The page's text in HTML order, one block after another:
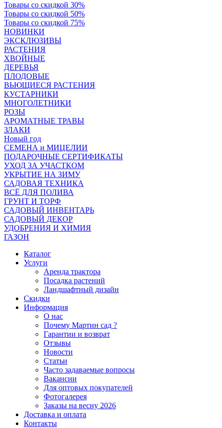
Товары со скидкой 30%
Товары со скидкой 50%
Товары со скидкой 75%
НОВИНКИ
ЭКСКЛЮЗИВЫ
РАСТЕНИЯ
ХВОЙНЫЕ
ДЕРЕВЬЯ
ПЛОДОВЫЕ
ВЬЮЩИЕСЯ РАСТЕНИЯ
КУСТАРНИКИ
МНОГОЛЕТНИКИ
РОЗЫ
АРОМАТНЫЕ ТРАВЫ
ЗЛАКИ
Новый год
СЕМЕНА и МИЦЕЛИИ
ПОДАРОЧНЫЕ СЕРТИФИКАТЫ
УХОД ЗА УЧАСТКОМ
УКРЫТИЕ НА ЗИМУ
САДОВАЯ ТЕХНИКА
ВСЁ ДЛЯ ПОЛИВА
ГРУНТ И ТОРФ
САДОВЫЙ ИНВЕНТАРЬ
САДОВЫЙ ДЕКОР
УДОБРЕНИЯ И ХИМИЯ
ГАЗОН
Каталог
Услуги
Аренда трактора
Посадка растений
Ландшафтный дизайн
Скидки
Информация
О нас
Почему Мартин сад ?
Гарантии и возврат
Отзывы
Новости
Статьи
Часто задаваемые вопросы
Вакансии
Для оптовых покупателей
Фотогалерея
Заказы на весну 2026
Доставка и оплата
Контакты